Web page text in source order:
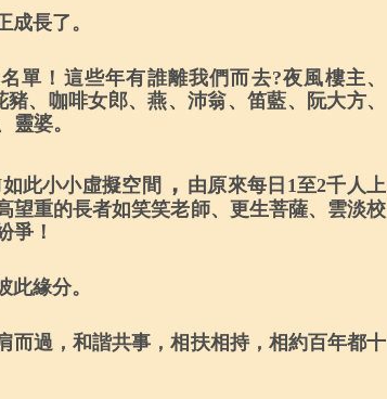
長了。
單！這些年有誰離我們而去?夜風樓主、
、咖啡女郎、燕、沛翁、笛藍、阮大方、
靈婆。
如此小小虛擬空間， 由原來每日 1至2千人上
望重的長者如笑笑老師、更生菩薩、雲淡校
爭 ！
緣分。
而過，和諧共事，相扶相持，相約百年都十